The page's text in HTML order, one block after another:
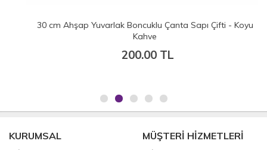
30 cm Ahşap Yuvarlak Boncuklu Çanta Sapı Çifti - Koyu
Kahve
200.00 TL
KURUMSAL MÜŞTERİ HİZMETLERİ